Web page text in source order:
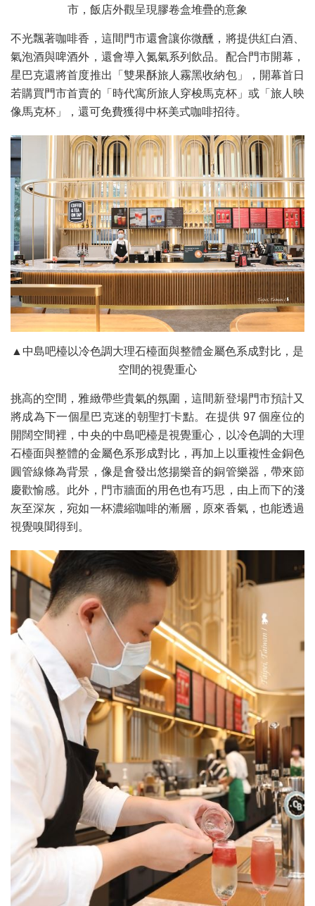
市，飯店外觀呈現膠卷盒堆疊的意象
不光飄著咖啡香，這間門市還會讓你微醺，將提供紅白酒、
氣泡酒與啤酒外，還會導入氮氣系列飲品。配合門市開幕，
星巴克還將首度推出「雙果酥旅人霧黑收納包」，開幕首日
若購買門市首賣的「時代寓所旅人穿梭馬克杯」或「旅人映
像馬克杯」，還可免費獲得中杯美式咖啡招待。
▲中島吧檯以冷色調大理石檯面與整體金屬色系成對比，是
空間的視覺重心
挑高的空間，雅緻帶些貴氣的氛圍，這間新登場門市預計又
將成為下一個星巴克迷的朝聖打卡點。在提供 97 個座位的
開闊空間裡，中央的中島吧檯是視覺重心，以冷色調的大理
石檯面與整體的金屬色系形成對比，再加上以重複性金銅色
圓管線條為背景，像是會發出悠揚樂音的銅管樂器，帶來節
慶歡愉感。此外，門市牆面的用色也有巧思，由上而下的淺
灰至深灰，宛如一杯濃縮咖啡的漸層，原來香氣，也能透過
視覺嗅聞得到。